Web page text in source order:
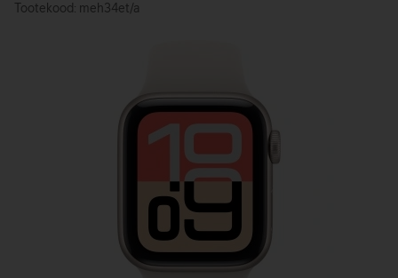
Tootekood: meh34et/a